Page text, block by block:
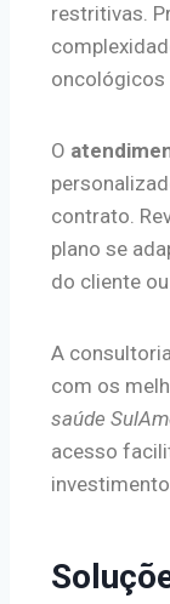
restritivas.
oncológicos
O
contrato.
plano se
do cliente
A
com os
saúde
acesso